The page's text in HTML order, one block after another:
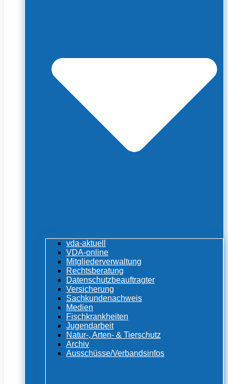
vda-aktuell
VDA-online
Mitgliederverwaltung
Rechtsberatung
Datenschutzbeauftragter
Versicherung
Sachkundenachweis
Medien
Fischkrankheiten
Jugendarbeit
Natur-, Arten- & Tierschutz
Archiv
Ausschüsse/Verbandsinfos